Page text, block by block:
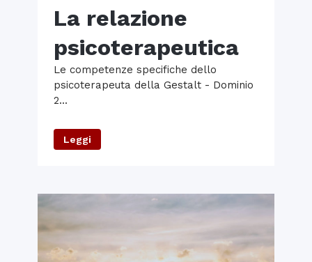
La relazione
psicoterapeutica
Le competenze specifiche dello
psicoterapeuta della Gestalt - Dominio
2...
Leggi